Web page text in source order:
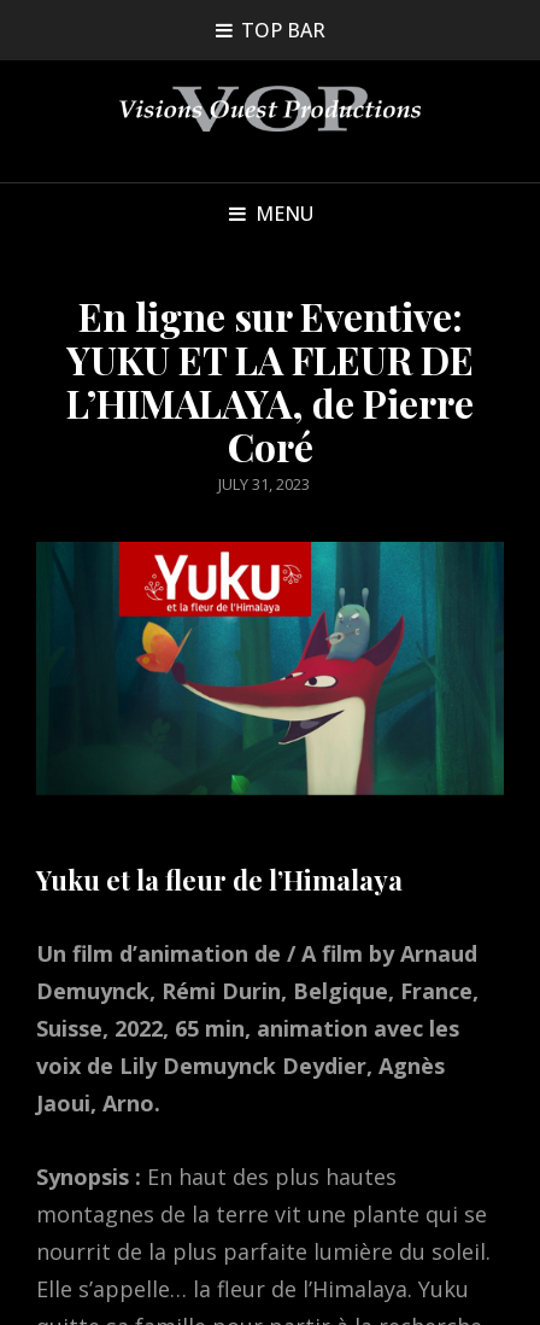
TOP BAR
MENU
En ligne sur Eventive:
YUKU ET LA FLEUR DE
L’HIMALAYA, de Pierre
Coré
POSTED
JULY 31, 2023
Yuku et la fleur de l’Himalaya
Un film d’animation de / A film by Arnaud
Demuynck, Rémi Durin, Belgique, France,
Suisse, 2022, 65 min, animation avec les
voix de Lily Demuynck Deydier, Agnès
Jaoui, Arno.
Synopsis : En haut des plus hautes
montagnes de la terre vit une plante qui se
nourrit de la plus parfaite lumière du soleil.
Elle s’appelle… la fleur de l’Himalaya. Yuku